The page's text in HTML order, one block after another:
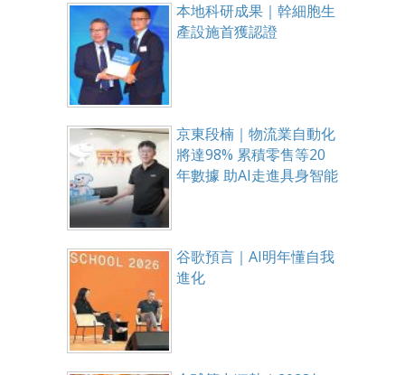
本地科研成果｜幹細胞生
產設施首獲認證
京東段楠｜物流業自動化
將達98% 累積零售等20
年數據 助AI走進具身智能
谷歌預言｜AI明年懂自我
進化